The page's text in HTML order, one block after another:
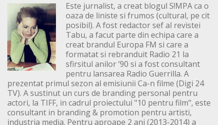
Este jurnalist, a creat blogul S!MPA ca o
oaza de liniste si frumos (cultural, pe cit
posibil). A fost redactor sef al revistei
Tabu, a facut parte din echipa care a
creat brandul Europa FM si care a
formatat si rebranduit Radio 21 la
sfirsitul anilor ‘90 si a fost consultant
pentru lansarea Radio Guerrilla. A
prezentat primul sezon al emisiunii Ca-n filme (Digi 24
TV). A sustinut un curs de branding personal pentru
actori, la TIFF, in cadrul proiectului "10 pentru film", este
consultant in branding & promotion pentru artisti,
industria media. Pentru aproape 2 ani (2013-2014) a